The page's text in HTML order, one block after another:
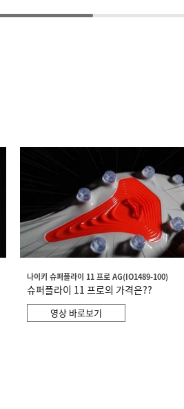
나이키 슈퍼플라이 11 프로 AG(IO1489-100)
슈퍼플라이 11 프로의 가격은??
영상 바로보기